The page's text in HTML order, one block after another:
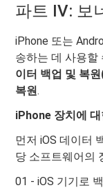
파트 IV: 보
iPhone 또는
송하는 데 사용할
이터 백업 및 복
복원.
iPhone 장치에
먼저 iOS 데이터
당 소프트웨어의
01 - iOS 기기로